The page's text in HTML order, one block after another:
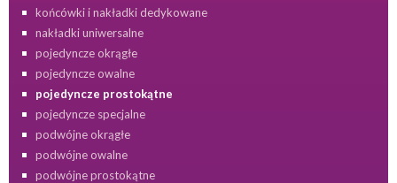
końcówki i nakładki dedykowane
nakładki uniwersalne
pojedyncze okrągłe
pojedyncze owalne
pojedyncze prostokątne
pojedyncze specjalne
podwójne okrągłe
podwójne owalne
podwójne prostokątne